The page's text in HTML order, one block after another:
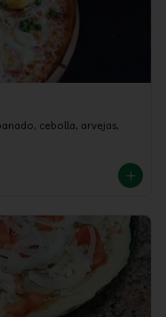
cebolla, arvejas,